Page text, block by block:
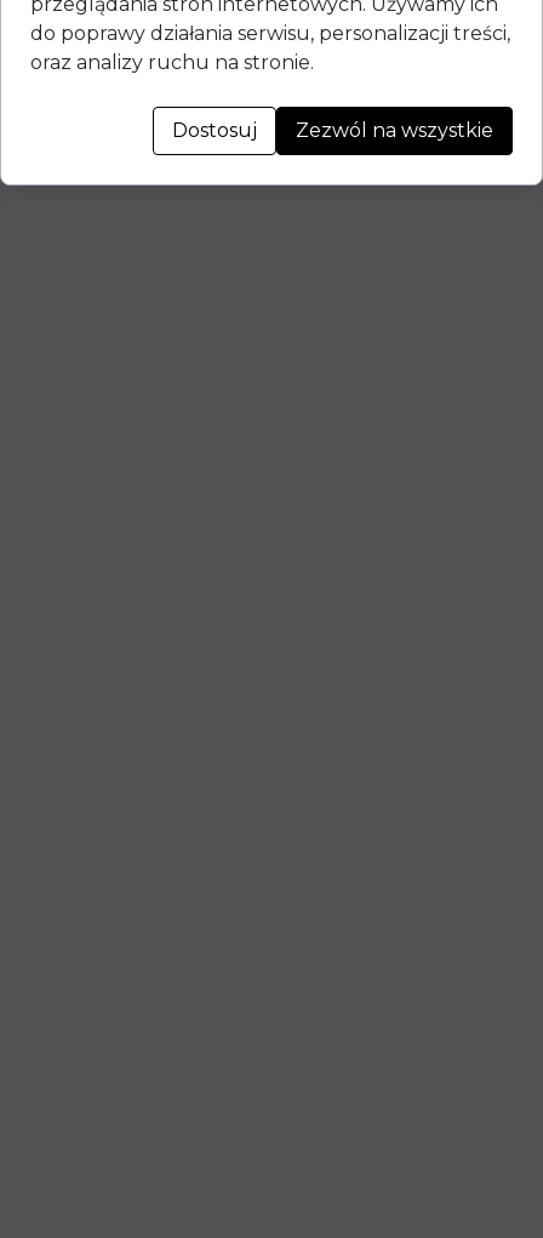
do poprawy działania serwisu, personalizacji treści,
oraz analizy ruchu na stronie.
Dostosuj Zezwól na wszystkie